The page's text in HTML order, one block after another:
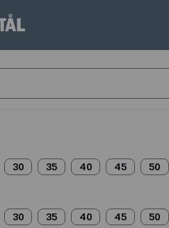
30 35 40 45 50
30 35 40 45 50